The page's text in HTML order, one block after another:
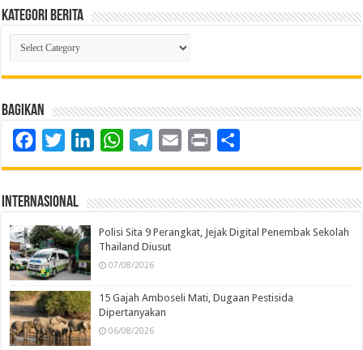
Kategori Berita
Kategori
Berita
Bagikan
FacebookTwitterLinkedInWhatsAppTelegram
Email Print
Internasional
Polisi Sita 9 Perangkat, Jejak Digital Penembak Sekolah
Thailand Diusut
07/08/2026
15 Gajah Amboseli Mati, Dugaan Pestisida
Dipertanyakan
06/08/2026